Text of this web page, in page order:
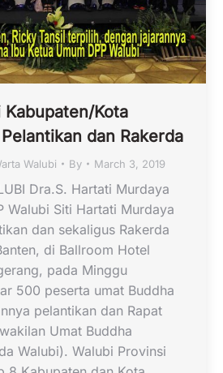
Kabupaten/Kota
dan Rakerda
Walubi By March 3, 2019
Dra.S. Hartati Murdaya
Walubi Siti Hartati Murdaya
dan sekaligus Rakerda
di Ballroom Hotel
pada Minggu
500 peserta umat Buddha
pelantikan dan Rapat
Umat Buddha
Walubi). Walubi Provinsi